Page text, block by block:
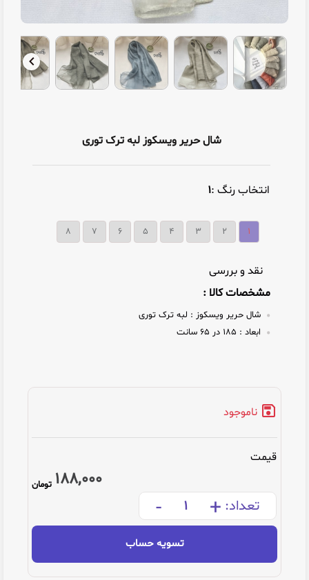
شال حریر ویسکوز لبه ترک توری
انتخاب رنگ :۱
۱ ۲ ۳ ۴ ۵ ۶ ۷ ۸
نقد و بررسی
مشخصات کالا :
شال حریر ویسکوز : لبه ترک توری
ابعاد :
ناموجود
قیمت
188,000 تومان
تعداد: +
-
تسویه حساب